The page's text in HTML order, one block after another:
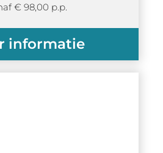
€ 98,00 p.p.
informatie